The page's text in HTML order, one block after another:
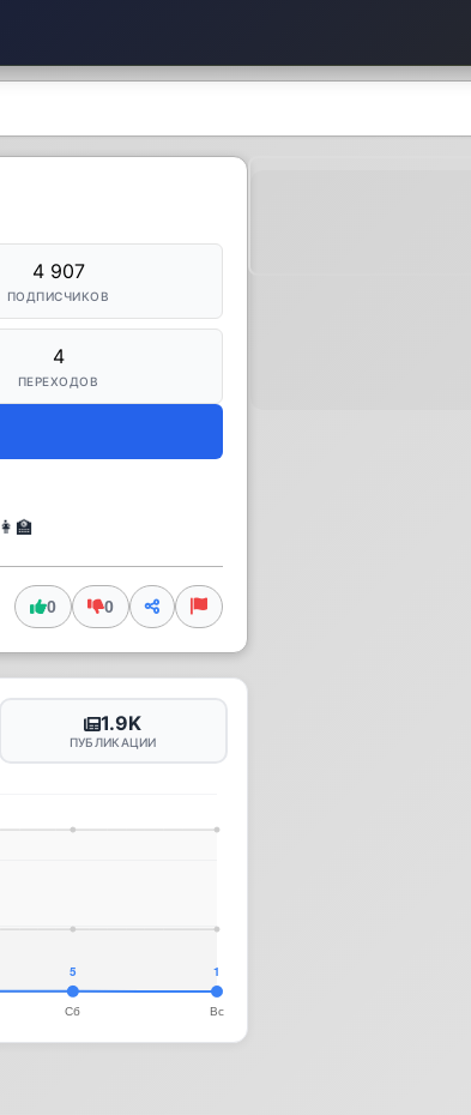
4 907
ПОДПИСЧИКОВ
4
ПЕРЕХОДОВ
0 0
1.9K
ПУБЛИКАЦИИ